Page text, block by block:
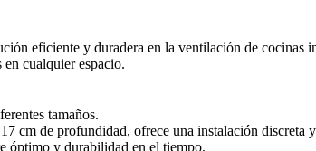
eficiente y duradera en la ventilación de cocinas
cualquier espacio.
tamaños.
cm de profundidad, ofrece una instalación discreta
óptimo y durabilidad en el tiempo.